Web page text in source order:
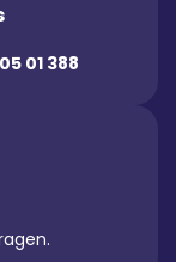
01 388